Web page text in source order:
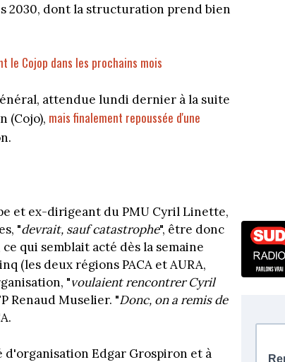
2030, dont la structuration prend bien
le Cojop dans les prochains mois
attendue lundi dernier à la suite
(Cojo), mais finalement repoussée d'une
et ex-dirigeant du PMU Cyril Linette,
"devrait, sauf catastrophe", être donc
qui semblait acté dès la semaine
(les deux régions PACA et AURA,
"voulaient rencontrer Cyril
Renaud Muselier. "Donc, on a remis de
Edgar Grospiron et à